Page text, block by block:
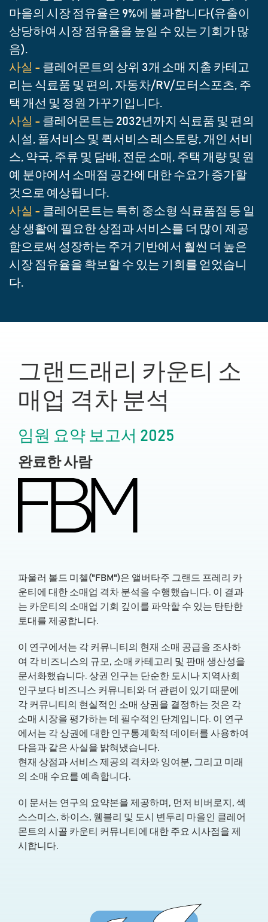
마을의 시장 점유율은 9%에 불과합니다(유출이
상당하여 시장 점유율을 높일 수 있는 기회가 많
음).
사실 - 클레어몬트의 상위 3개 소매 지출 카테고
리는 식료품 및 편의, 자동차/RV/모터스포츠, 주
택 개선 및 정원 가꾸기입니다.
사실 - 클레어몬트는 2032년까지 식료품 및 편의
시설, 풀서비스 및 퀵서비스 레스토랑, 개인 서비
스, 약국, 주류 및 담배, 전문 소매, 주택 개량 및 원
예 분야에서 소매점 공간에 대한 수요가 증가할
것으로 예상됩니다.
사실 - 클레어몬트는 특히 중소형 식료품점 등 일
상 생활에 필요한 상점과 서비스를 더 많이 제공
함으로써 성장하는 주거 기반에서 훨씬 더 높은
시장 점유율을 확보할 수 있는 기회를 얻었습니
다.
그랜드래리 카운티 소
매업 격차 분석
임원 요약 보고서 2025
완료한 사람
파울러 볼드 미첼("FBM")은 앨버타주 그랜드 프레리 카
운티에 대한 소매업 격차 분석을 수행했습니다. 이 결과
는 카운티의 소매업 기회 깊이를 파악할 수 있는 탄탄한
토대를 제공합니다.
이 연구에서는 각 커뮤니티의 현재 소매 공급을 조사하
여 각 비즈니스의 규모, 소매 카테고리 및 판매 생산성을
문서화했습니다. 상권 인구는 단순한 도시나 지역사회
인구보다 비즈니스 커뮤니티와 더 관련이 있기 때문에
각 커뮤니티의 현실적인 소매 상권을 결정하는 것은 각
소매 시장을 평가하는 데 필수적인 단계입니다. 이 연구
에서는 각 상권에 대한 인구통계학적 데이터를 사용하여
다음과 같은 사실을 밝혀냈습니다.
현재 상점과 서비스 제공의 격차와 잉여분, 그리고 미래
의 소매 수요를 예측합니다.
이 문서는 연구의 요약본을 제공하며, 먼저 비버로지, 섹
스스미스, 하이스, 웸블리 및 도시 변두리 마을인 클레어
몬트의 시골 카운티 커뮤니티에 대한 주요 시사점을 제
시합니다.